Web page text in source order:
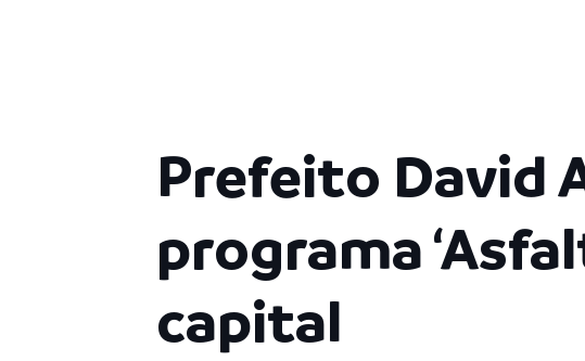
Prefeito David
programa
capital